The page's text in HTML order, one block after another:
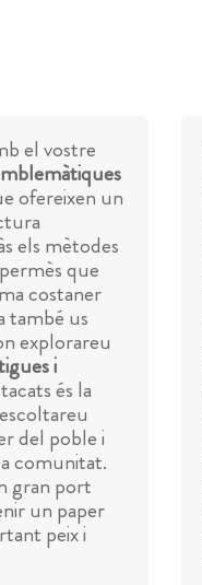
el vostre
ofereixen un
els mètodes
que
costaner
també us
explorareu
i
és la
del poble i
comunitat.
gran port
un paper
peix i